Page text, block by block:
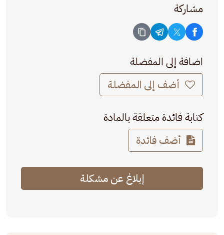
مشاركة
اضافة إلى المفضلة
أضف إلى المفضلة
كتابة فائدة متعلقة بالمادة
أضف فائدة
إبلاغ عن مشكلة